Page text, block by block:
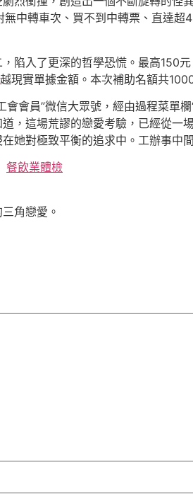
中轉車次、買不到中轉票、直達超
陷入了更深的哲學恐慌。最高150
越現實單據金額。本次補助名額共
會會員”微信大眾號，經由過程菜單
，這場荒謬的戀愛考驗，已經從一
她對極致平衡的追求中。工辦事中
餐飲業體檢
角戀愛。